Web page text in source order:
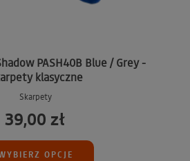
PASH40B Blue / Grey -
klasyczne
Skarpety
39,00 zł
OPCJE